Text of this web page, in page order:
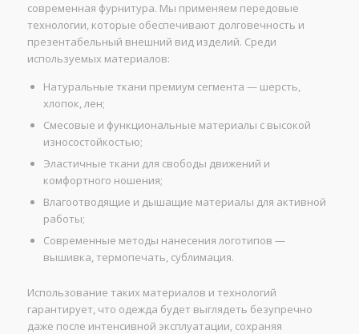
современная фурнитура. Мы применяем передовые
технологии, которые обеспечивают долговечность и
презентабельный внешний вид изделий. Среди
используемых материалов:
Натуральные ткани премиум сегмента — шерсть,
хлопок, лен;
Смесовые и функциональные материалы с высокой
износостойкостью;
Эластичные ткани для свободы движений и
комфортного ношения;
Влагоотводящие и дышащие материалы для активной
работы;
Современные методы нанесения логотипов —
вышивка, термопечать, сублимация.
Использование таких материалов и технологий
гарантирует, что одежда будет выглядеть безупречно
даже после интенсивной эксплуатации, сохраняя